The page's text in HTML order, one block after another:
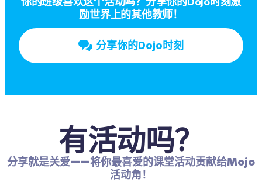
励世界上的其他教师！
分享你的Dojo时刻
有活动吗？
分享就是关爱——将你最喜爱的课堂活动贡献给Mojo
活动角！